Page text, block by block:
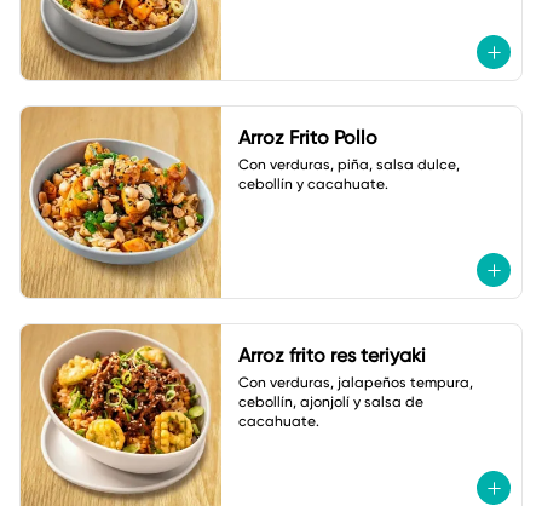
Arroz Frito Pollo
Con verduras, piña, salsa dulce,
cebollín y cacahuate.
Arroz frito res teriyaki
Con verduras, jalapeños tempura,
cebollín, ajonjolí y salsa de
cacahuate.